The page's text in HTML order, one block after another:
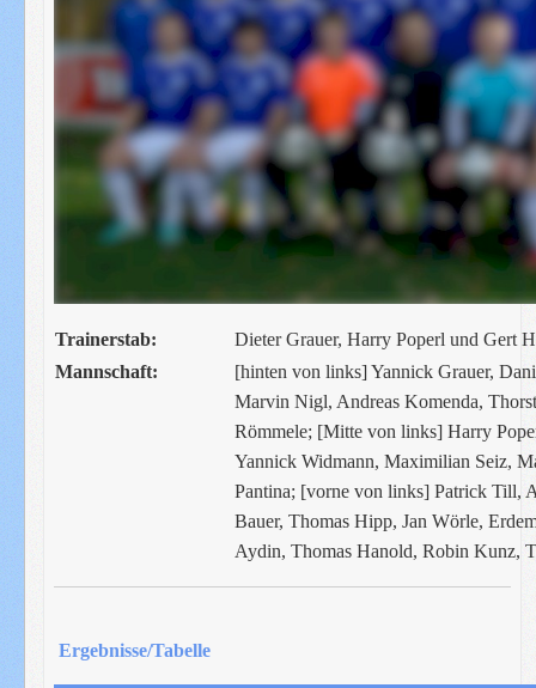
Trainerstab:
Dieter Grauer, Harry Poperl und Gert
Mannschaft:
[hinten von links] Yannick Grauer,
Marvin Nigl, Andreas Komenda,
Römmele; [Mitte von links] Harry
Yannick Widmann, Maximilian Seiz,
Pantina; [vorne von links] Patrick Till,
Bauer, Thomas Hipp, Jan Wörle,
Aydin, Thomas Hanold, Robin Kunz,
Ergebnisse/Tabelle